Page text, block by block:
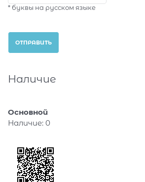
* буквы на русском языке
Наличие
Основной
Наличие: 0